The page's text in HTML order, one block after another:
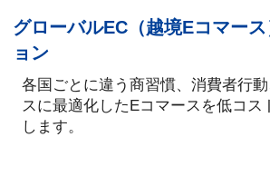
グローバルEC（越境Eコマー
ョン
各国ごとに違う商習慣、消費者行
スに最適化したEコマースを低コス
します。